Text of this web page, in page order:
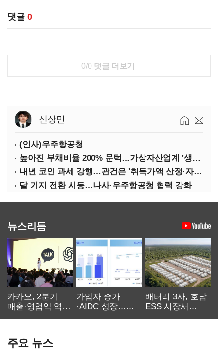
댓글 0
0/0 댓글 더보기
신상민
(인사)우주항공청
높아진 부채비율 200% 문턱…가상자산업계 '생존 시험대'
내년 코인 과세 강행…관건은 '취득가액 산정·자산 이동'
달 기지 전환 시동…나사·우주항공청 협력 강화
뉴스리듬
카카오, 2분기
매출·영업익 역대
가입자 증가
·AIDC 성장…
배터리 3사, 호남
ESS 시장서
주요 뉴스